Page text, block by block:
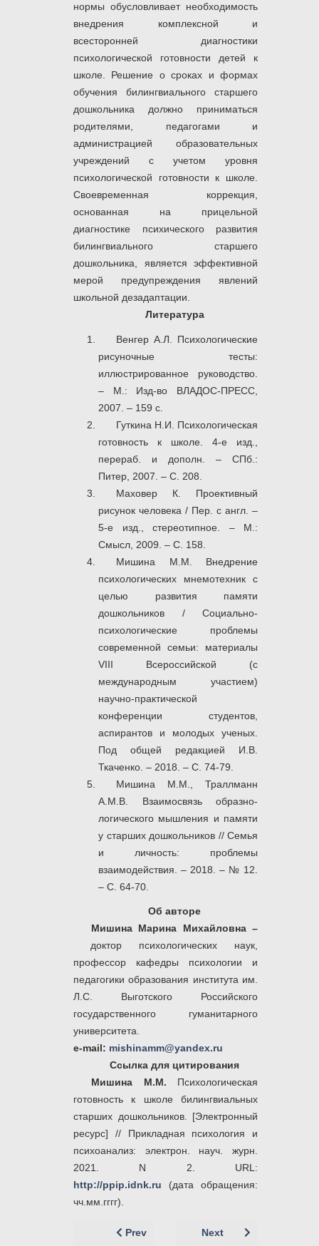
нормы обусловливает необходимость
внедрения комплексной и
всесторонней диагностики
психологической готовности детей к
школе. Решение о сроках и формах
обучения билингвиального старшего
дошкольника должно приниматься
родителями, педагогами и
администрацией образовательных
учреждений с учетом уровня
психологической готовности к школе.
Своевременная коррекция,
основанная на прицельной
диагностике психического развития
билингвиального старшего
дошкольника, является эффективной
мерой предупреждения явлений
школьной дезадаптации.
Литература
Венгер А.Л. Психологические
рисуночные тесты:
иллюстрированное руководство.
– М.: Изд-во ВЛАДОС-ПРЕСС,
2007. – 159 с.
Гуткина Н.И. Психологическая
готовность к школе. 4-е изд.,
перераб. и дополн. – СПб.:
Питер, 2007. – С. 208.
Маховер К. Проективный
рисунок человека / Пер. с англ. –
5-е изд., стереотипное. – М.:
Смысл, 2009. – С. 158.
Мишина М.М. Внедрение
психологических мнемотехник с
целью развития памяти
дошкольников / Социально-
психологические проблемы
современной семьи: материалы
VIII Всероссийской (с
международным участием)
научно-практической
конференции студентов,
аспирантов и молодых ученых.
Под общей редакцией И.В.
Ткаченко. – 2018. – С. 74-79.
Мишина М.М., Траллманн
А.М.В. Взаимосвязь образно-
логического мышления и памяти
у старших дошкольников // Семья
и личность: проблемы
взаимодействия. – 2018. – № 12.
– С. 64-70.
Об авторе
Мишина Марина Михайловна –
доктор психологических наук,
профессор кафедры психологии и
педагогики образования института им.
Л.С. Выготского Российского
государственного гуманитарного
университета.
e-mail: mishinamm@yandex.ru
Ссылка для цитирования
Мишина М.М. Психологическая
готовность к школе билингвиальных
старших дошкольников. [Электронный
ресурс] // Прикладная психология и
психоанализ: электрон. науч. журн.
2021. N 2. URL:
http://ppip.idnk.ru (дата обращения:
чч.мм.гггг).
Previous article: Mishina Marina
Prev Next article:
Next